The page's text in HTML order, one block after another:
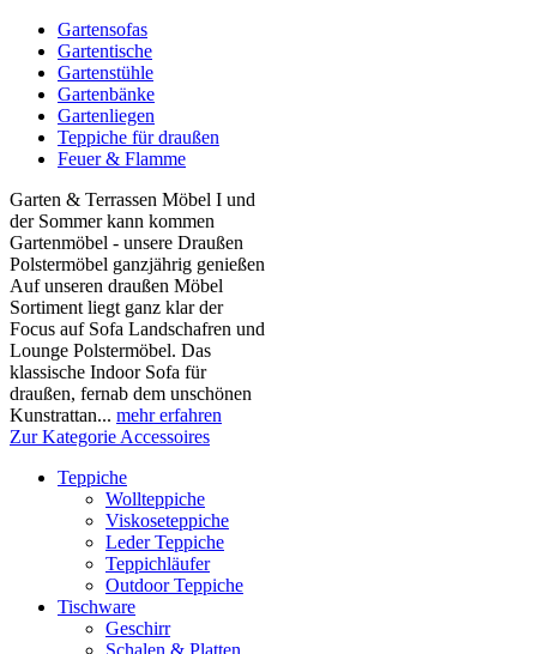
Gartensofas
Gartentische
Gartenstühle
Gartenbänke
Gartenliegen
Teppiche für draußen
Feuer & Flamme
Garten & Terrassen Möbel I und
der Sommer kann kommen
Gartenmöbel - unsere Draußen
Polstermöbel ganzjährig genießen
Auf unseren draußen Möbel
Sortiment liegt ganz klar der
Focus auf Sofa Landschafren und
Lounge Polstermöbel. Das
klassische Indoor Sofa für
draußen, fernab dem unschönen
Kunstrattan... mehr erfahren
Zur Kategorie Accessoires
Teppiche
Wollteppiche
Viskoseteppiche
Leder Teppiche
Teppichläufer
Outdoor Teppiche
Tischware
Geschirr
Schalen & Platten